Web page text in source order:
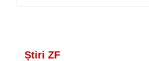
Știri ZF